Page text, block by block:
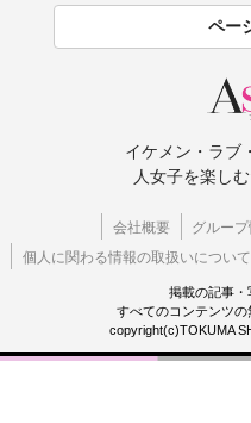
ペー
イケメン・ラブ
人女子を楽し
会社概要
グルー
個人に関わる情報の取扱いについて
掲載の記事・
すべてのコンテンツの
copyright(c)TOKUMA